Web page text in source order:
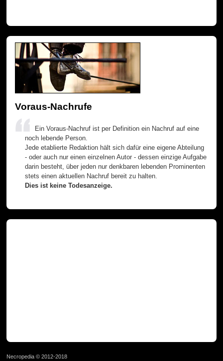
Voraus-Nachrufe
Ein Voraus-Nachruf ist per Definition ein Nachruf auf eine
noch lebende Person.
Jede etablierte Redaktion hält sich dafür eine eigene Abteilung
- oder auch nur einen einzelnen Autor - dessen einzige Aufgabe
darin besteht, über jeden nur denkbaren lebenden Prominenten
stets einen aktuellen Nachruf bereit zu halten.
Dies ist keine Todesanzeige.
Necropedia © 2012-2018